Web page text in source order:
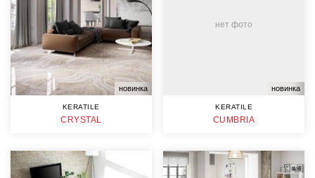
новинка
KERATILE
CRYSTAL
нет фото
новинка
KERATILE
CUMBRIA